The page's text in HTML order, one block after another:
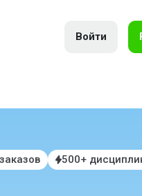
Войти
500+